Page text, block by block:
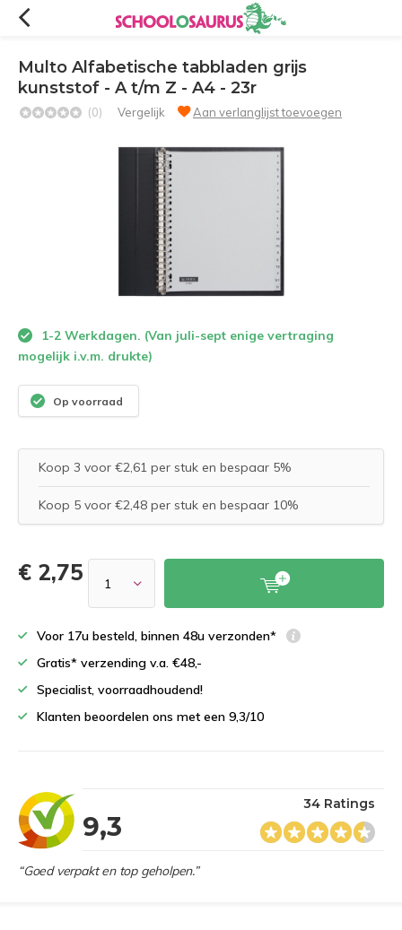
Multo Alfabetische tabbladen grijs
kunststof - A t/m Z - A4 - 23r
(0) Vergelijk Aan verlanglijst toevoegen
1-2 Werkdagen. (Van juli-sept enige vertraging
mogelijk i.v.m. drukte)
Op voorraad
Koop 3 voor €2,61 per stuk en bespaar 5%
Koop 5 voor €2,48 per stuk en bespaar 10%
€ 2,75
Voor 17u besteld, binnen 48u verzonden*
Gratis* verzending v.a. €48,-
Specialist, voorraadhoudend!
Klanten beoordelen ons met een 9,3/10
9,3
34 Ratings
“Goed verpakt en top geholpen.”